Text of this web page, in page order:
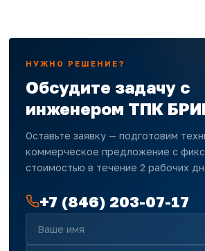
НУЖНО РЕШЕНИЕ?
Обсудите задачу с
инженером ТПК
Оставьте заявку — подготовим
коммерческое предложение с
стоимостью в течение 2 рабочих
+7 (846) 203-07-17